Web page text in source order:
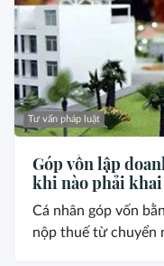
Tư vấn pháp luật
Góp vốn lập
khi nào phải
Cá nhân góp vốn
nộp thuế từ chuyển